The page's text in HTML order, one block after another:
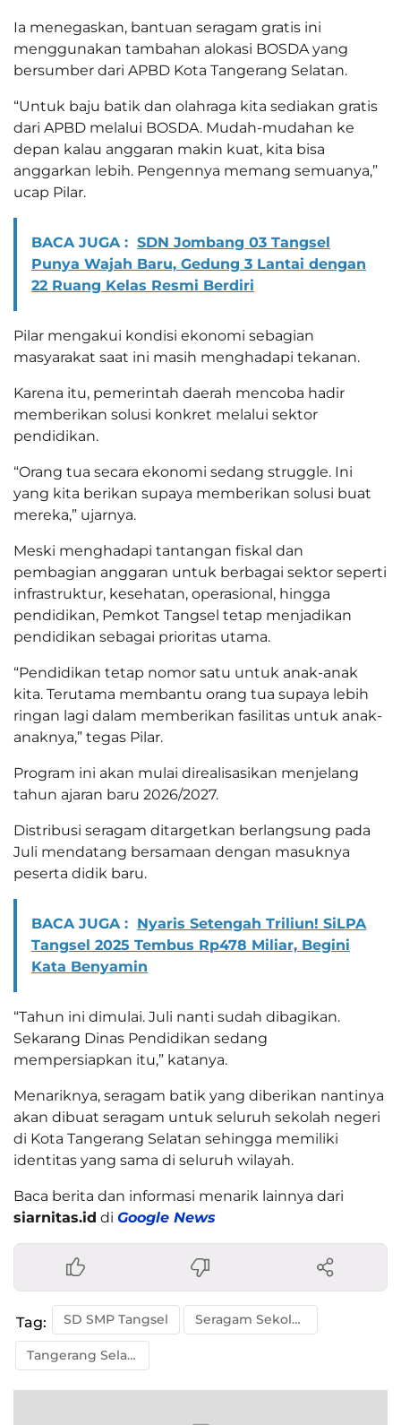
Ia menegaskan, bantuan seragam gratis ini
menggunakan tambahan alokasi BOSDA yang
bersumber dari APBD Kota Tangerang Selatan.
“Untuk baju batik dan olahraga kita sediakan gratis
dari APBD melalui BOSDA. Mudah-mudahan ke
depan kalau anggaran makin kuat, kita bisa
anggarkan lebih. Pengennya memang semuanya,”
ucap Pilar.
BACA JUGA : SDN Jombang 03 Tangsel
Punya Wajah Baru, Gedung 3 Lantai dengan
22 Ruang Kelas Resmi Berdiri
Pilar mengakui kondisi ekonomi sebagian
masyarakat saat ini masih menghadapi tekanan.
Karena itu, pemerintah daerah mencoba hadir
memberikan solusi konkret melalui sektor
pendidikan.
“Orang tua secara ekonomi sedang struggle. Ini
yang kita berikan supaya memberikan solusi buat
mereka,” ujarnya.
Meski menghadapi tantangan fiskal dan
pembagian anggaran untuk berbagai sektor seperti
infrastruktur, kesehatan, operasional, hingga
pendidikan, Pemkot Tangsel tetap menjadikan
pendidikan sebagai prioritas utama.
“Pendidikan tetap nomor satu untuk anak-anak
kita. Terutama membantu orang tua supaya lebih
ringan lagi dalam memberikan fasilitas untuk anak-
anaknya,” tegas Pilar.
Program ini akan mulai direalisasikan menjelang
tahun ajaran baru 2026/2027.
Distribusi seragam ditargetkan berlangsung pada
Juli mendatang bersamaan dengan masuknya
peserta didik baru.
BACA JUGA : Nyaris Setengah Triliun! SiLPA
Tangsel 2025 Tembus Rp478 Miliar, Begini
Kata Benyamin
“Tahun ini dimulai. Juli nanti sudah dibagikan.
Sekarang Dinas Pendidikan sedang
mempersiapkan itu,” katanya.
Menariknya, seragam batik yang diberikan nantinya
akan dibuat seragam untuk seluruh sekolah negeri
di Kota Tangerang Selatan sehingga memiliki
identitas yang sama di seluruh wilayah.
Baca berita dan informasi menarik lainnya dari
siarnitas.id di Google News
Tag: SD SMP Tangsel Seragam Sekolah Gratis
Tangerang Selatan